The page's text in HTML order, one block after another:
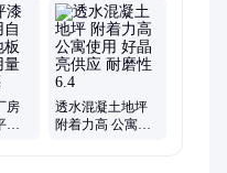
跑道、运动地坪、无机水
土地坪、地坪固化剂、水
、艺术压花地坪、美丽地
、车库车间地坪、彩色压
房
耐
透水混凝土地坪
附着力高 公寓使